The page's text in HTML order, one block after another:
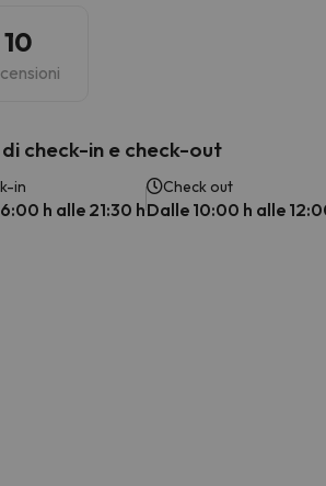
10
check-in e check-out
in
h alle 21:30 h
Check out
Dalle 10:00 h alle